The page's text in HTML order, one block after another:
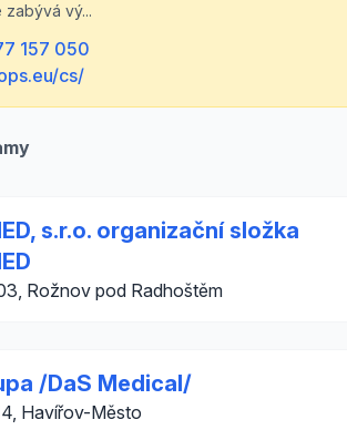
zabývá vý...
157 050
cs/
s.r.o. organizační složka
Rožnov pod Radhoštěm
/DaS Medical/
Havířov-Město